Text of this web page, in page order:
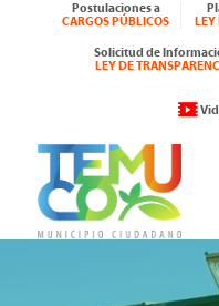
Postulaciones a
CARGOS PÚBLICOS
LEY
Solicitud de
LEY DE